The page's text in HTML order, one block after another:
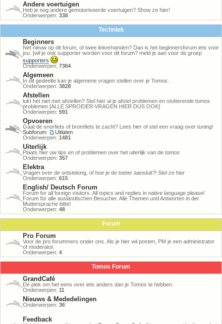
Andere voertuigen
Heb je nog andere gemotoriseerde voertuigen? Show ze hier!
Onderwerpen: 338
Techniek
Beginners
Net nieuw op dit forum, of twee linkerhanden? Dan is het beginnersforum iets voor
jou. [wil je ook supporter worden voor dit forum? meld je aan voor de groep
supporters
Onderwerpen: 7364
Algemeen
In dit gedeelte kan je algemene vragen stellen over je Tomos.
Onderwerpen: 3828
Afstellen
lukt het niet met afstellen? Stel hier al je afstel problemen en stotterende tomos
problemen [ALLE SPROEIER VRAGEN HIER DUS OOK]
Onderwerpen: 591
Opvoeren
Gaat de snorfiets of bromfiets te zacht? Lees hier of stel een vraag over tuning!
Subforum:
Uitlaten
Onderwerpen: 1481
Uiterlijk
Plaats hier uw tips en of problemen over het uiterlijk van de tomos
Onderwerpen: 357
Elektra
Vragen over de ontsteking, of hoe je de toeter aansluit?! Stel ze hier
Onderwerpen: 615
English/ Deutsch Forum
Forum for all foreign visitors. All topics and replies in native language please!
Forum für alle ausländischen Besucher. Alle Themen und Antworten in der
Muttersprache bitte!
Onderwerpen: 48
Forum
Pro Forum
Voor de pro forummers onder ons. Als je hier wil posten, PM je een administrator
of moderator.
Onderwerpen: 4
Tomos Forum
GrandCafé
Dé plek om het eens over iets anders dan je Tomos te hebben.
Onderwerpen: 11
Nieuws & Mededelingen
Onderwerpen: 36
Feedback